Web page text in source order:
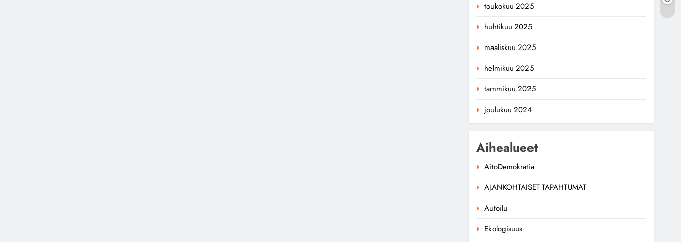
toukokuu 2025
huhtikuu 2025
maaliskuu 2025
helmikuu 2025
tammikuu 2025
joulukuu 2024
Aihealueet
AitoDemokratia
AJANKOHTAISET TAPAHTUMAT
Autoilu
Ekologisuus